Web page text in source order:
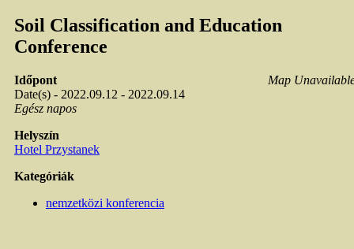
Soil Classification and Education
Conference
Map
Időpont
Date(s) - 2022.09.12 - 2022.09.14
Egész napos
Helyszín
Hotel Przystanek
Kategóriák
nemzetközi konferencia